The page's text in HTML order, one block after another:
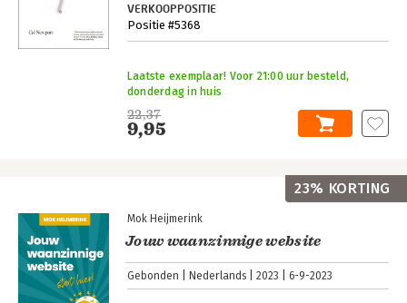
VERKOOPPOSITIE
Positie #5368
22,37
9,95
Laatste exemplaar! Voor 21:00 uur besteld,
donderdag in huis
Mok Heijmerink
Jouw waanzinnige website
Gebonden Nederlands 2023 6-9-2023
23% KORTING